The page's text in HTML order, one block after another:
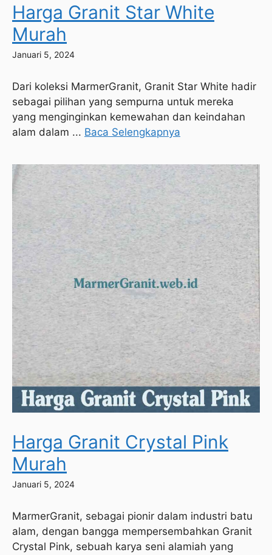
Harga Granit Star White
Murah
Januari 5, 2024
Dari koleksi MarmerGranit, Granit Star White hadir
sebagai pilihan yang sempurna untuk mereka
yang menginginkan kemewahan dan keindahan
alam dalam ... Baca Selengkapnya
Harga Granit Crystal Pink
Murah
Januari 5, 2024
MarmerGranit, sebagai pionir dalam industri batu
alam, dengan bangga mempersembahkan Granit
Crystal Pink, sebuah karya seni alamiah yang